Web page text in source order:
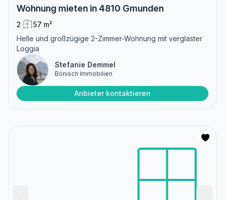
Wohnung mieten in 4810 Gmunden
2
57 m²
Helle und großzügige 2-Zimmer-Wohnung mit verglaster
Loggia
Stefanie Demmel
Bönisch Immobilien
Anbieter kontaktieren